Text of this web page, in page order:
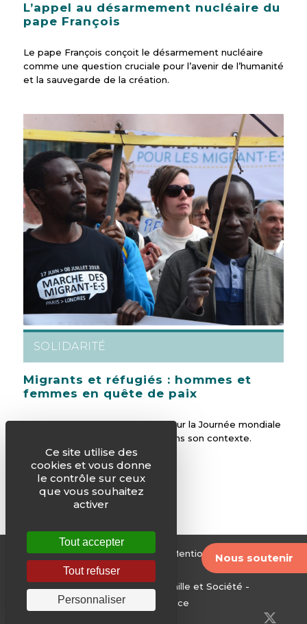
Nous soutenir
L’appel au désarmement nucléaire du
pape François
Le pape François conçoit le désarmement nucléaire
comme une question cruciale pour l’avenir de l’humanité
et la sauvegarde de la création.
SOLIDARITÉ
Migrants et réfugiés : hommes et
femmes en quête de paix
Le message du pape François pour la Journée mondiale
de la Paix 2018 est à accueillir dans son contexte.
© Justice & Paix -Plan du site Mentions légales
Edité par le Service National Famille et Société -
Conférence des évêques de France
Ce site utilise des
cookies et vous donne
le contrôle sur ceux
que vous souhaitez
activer
Tout accepter
Tout refuser
Personnaliser